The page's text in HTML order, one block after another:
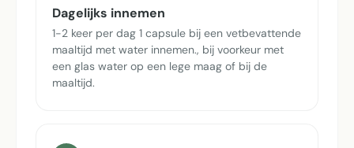
Dagelijks innemen
1-2 keer per dag 1 capsule bij een vetbevattende
maaltijd met water innemen., bij voorkeur met
een glas water op een lege maag of bij de
maaltijd.